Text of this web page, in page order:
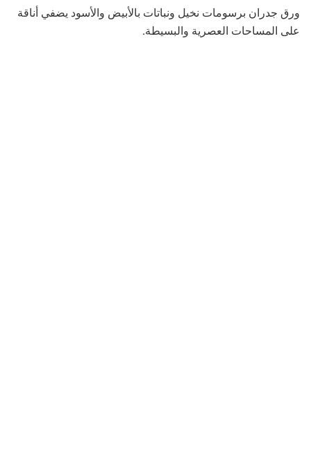
ورق جدران برسومات نخيل ونباتات بالأبيض والأسود يضفي أناقة
على المساحات العصرية والبسيطة.